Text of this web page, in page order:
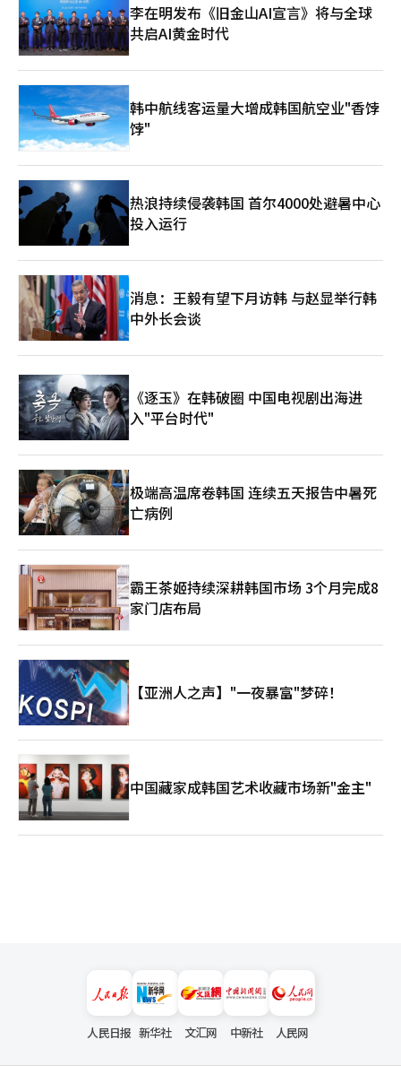
李在明发布《旧金山AI宣言》将与全球
共启AI黄金时代
韩中航线客运量大增成韩国航空业"香饽
饽"
热浪持续侵袭韩国 首尔4000处避暑中心
投入运行
消息：王毅有望下月访韩 与赵显举行韩
中外长会谈
《逐玉》在韩破圈 中国电视剧出海进
入"平台时代"
极端高温席卷韩国 连续五天报告中暑死
亡病例
霸王茶姬持续深耕韩国市场 3个月完成8
家门店布局
【亚洲人之声】"一夜暴富"梦碎！
中国藏家成韩国艺术收藏市场新"金主"
人民日报 新华社 文汇网 中新社 人民网